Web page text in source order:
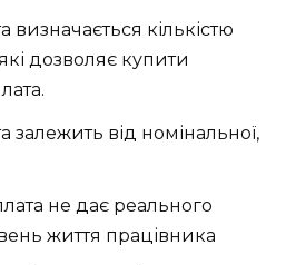
визначається кількістю
дозволяє купити
залежить від номінальної,
не дає реального
життя працівника